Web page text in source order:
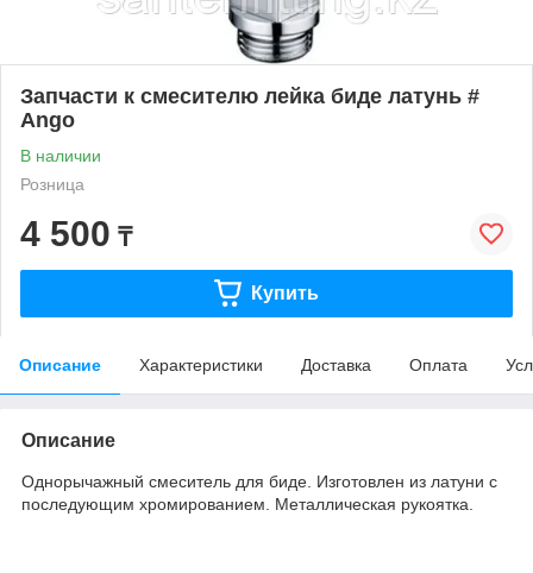
Запчасти к смесителю лейка биде латунь #
Ango
В наличии
Розница
4 500 ₸
Купить
Описание Характеристики Доставка Оплата
Описание
Однорычажный смеситель для биде. Изготовлен из латуни с
последующим хромированием. Металлическая рукоятка.